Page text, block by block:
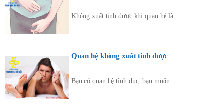
Không xuất tinh được khi quan hệ là...
Quan hệ không xuất tinh được
Bạn có quan hệ tình dục, bạn muốn...